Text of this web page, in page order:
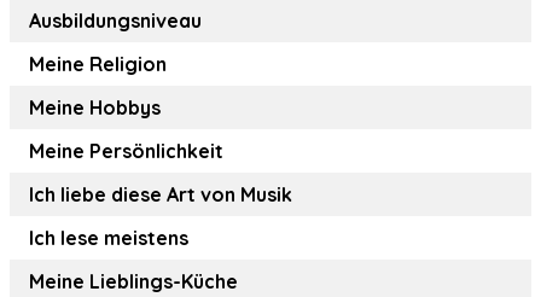
Ausbildungsniveau
Meine Religion
Meine Hobbys
Meine Persönlichkeit
Ich liebe diese Art von Musik
Ich lese meistens
Meine Lieblings-Küche